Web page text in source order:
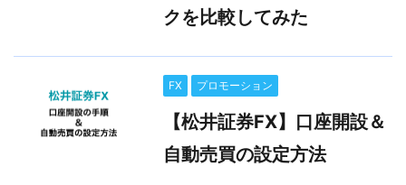
クを比較してみた
FX プロモーション
【松井証券FX】口座開設＆
自動売買の設定方法